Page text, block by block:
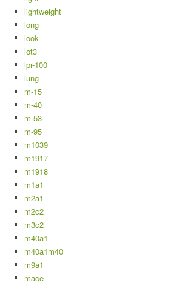
lightweight
long
look
lot3
lpr-100
lung
m-15
m-40
m-53
m-95
m1039
m1917
m1918
m1a1
m2a1
m2c2
m3c2
m40a1
m40a1m40
m9a1
mace